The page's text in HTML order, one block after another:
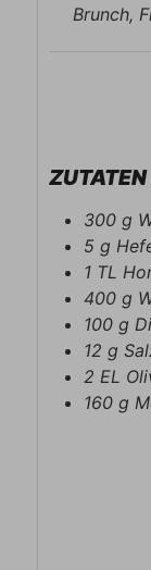
Brunch,
ZUTATEN
300 g
5 g
1 TL
400 g
100 g
12 g
2 EL
160 g